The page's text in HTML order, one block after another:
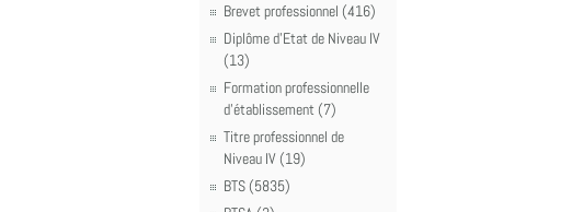
Brevet professionnel (416)
Diplôme d'Etat de Niveau IV
(13)
Formation professionnelle
d'établissement (7)
Titre professionnel de
Niveau IV (19)
BTS (5835)